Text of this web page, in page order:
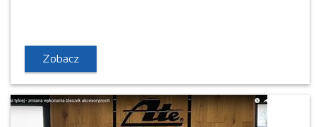
Zobacz